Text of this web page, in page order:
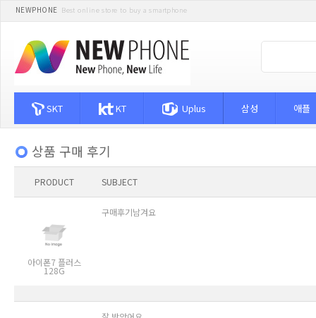
NEWPHONE Best online store to buy a smartphone
SKT KT Uplus 삼성 애플
상품 구매 후기
PRODUCT SUBJECT
아이폰7 플러스
128G
구매후기남겨요